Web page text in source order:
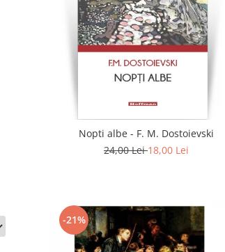
Nopti albe - F. M. Dostoievski
24,00 Lei18,00 Lei
-21%